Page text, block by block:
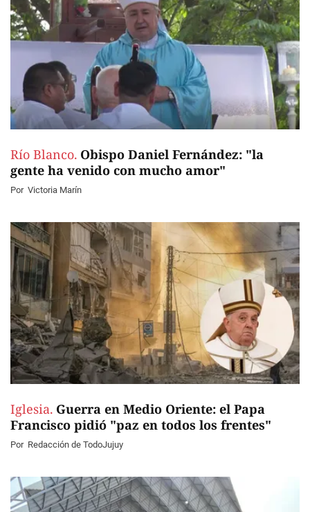
Río Blanco. Obispo Daniel Fernández: "la
gente ha venido con mucho amor"
Por Victoria Marín
Iglesia. Guerra en Medio Oriente: el Papa
Francisco pidió "paz en todos los frentes"
Por Redacción de TodoJujuy